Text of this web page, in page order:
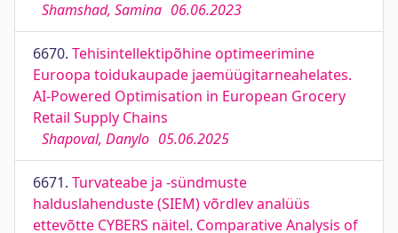
Shamshad, Samina 06.06.2023
6670. Tehisintellektipõhine optimeerimine
Euroopa toidukaupade jaemüügitarneahelates.
AI-Powered Optimisation in European Grocery
Retail Supply Chains
Shapoval, Danylo 05.06.2025
6671. Turvateabe ja -sündmuste
halduslahenduste (SIEM) võrdlev analüüs
ettevõtte CYBERS näitel. Comparative Analysis of